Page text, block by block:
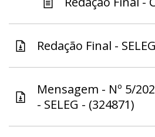
Redação Final -
Mensagem - Nº 5/
- SELEG - (324871)